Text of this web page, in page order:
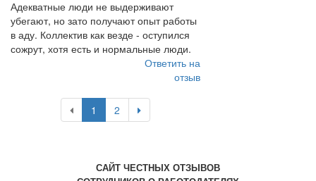
Адекватные люди не выдерживают
убегают, но зато получают опыт работы
в аду. Коллектив как везде - оступился
сожрут, хотя есть и нормальные люди.
Ответить на
отзыв
1 2
САЙТ ЧЕСТНЫХ ОТЗЫВОВ